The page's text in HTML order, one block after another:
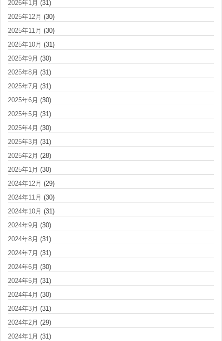
2026年1月 (31)
2025年12月 (30)
2025年11月 (30)
2025年10月 (31)
2025年9月 (30)
2025年8月 (31)
2025年7月 (31)
2025年6月 (30)
2025年5月 (31)
2025年4月 (30)
2025年3月 (31)
2025年2月 (28)
2025年1月 (30)
2024年12月 (29)
2024年11月 (30)
2024年10月 (31)
2024年9月 (30)
2024年8月 (31)
2024年7月 (31)
2024年6月 (30)
2024年5月 (31)
2024年4月 (30)
2024年3月 (31)
2024年2月 (29)
2024年1月 (31)